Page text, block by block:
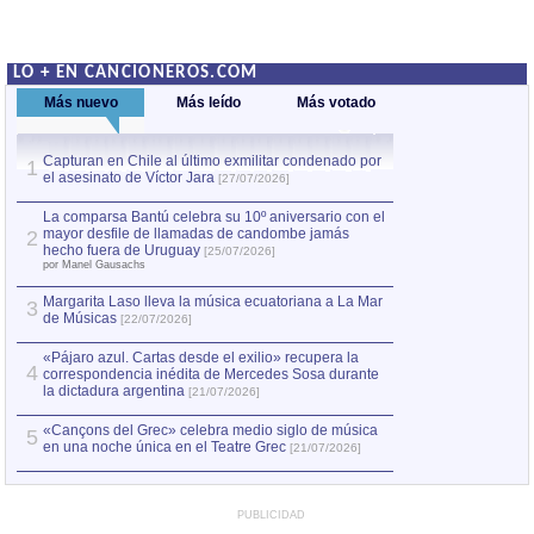
LO + EN CANCIONEROS.COM
Más nuevo Más leído Más votado
1 Capturan en Chile al último exmilitar condenado por
el asesinato de Víctor Jara [27/07/2026]
2
La comparsa Bantú celebra su 10º aniversario con el
mayor desfile de llamadas de candombe jamás
hecho fuera de Uruguay [25/07/2026]
por Manel Gausachs
3 Margarita Laso lleva la música ecuatoriana a La Mar
de Músicas [22/07/2026]
4
«Pájaro azul. Cartas desde el exilio» recupera la
correspondencia inédita de Mercedes Sosa durante
la dictadura argentina [21/07/2026]
5 «Cançons del Grec» celebra medio siglo de música
en una noche única en el Teatre Grec [21/07/2026]
PUBLICIDAD